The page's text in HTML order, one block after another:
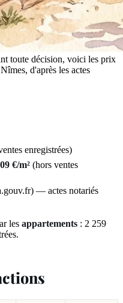
toute décision, voici les prix
d'après les actes
enregistrées)
€/m² (hors ventes
— actes notariés
les appartements : 2 259